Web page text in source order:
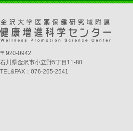
〒920-0942
石川県金沢市小立野5丁目11-80
TEL&FAX：076-265-2541